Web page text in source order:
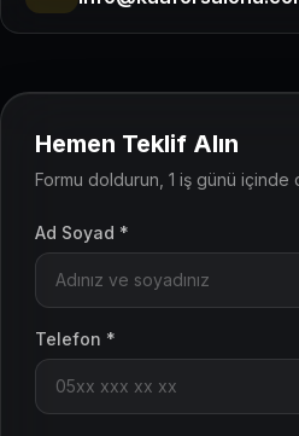
Hemen Teklif Alın
Formu doldurun, 1 iş günü içinde
Ad Soyad *
Telefon *